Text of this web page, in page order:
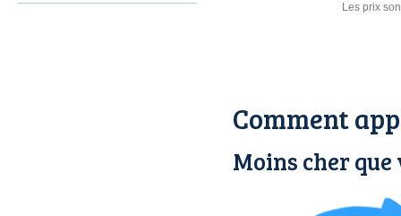
Les prix
Comment
Moins cher